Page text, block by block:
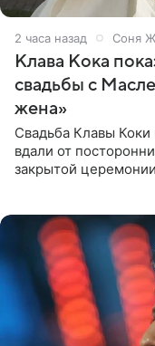
2 часа назад Соня
Клава Кока
свадьбы с
жена»
Свадьба Клавы
вдали от
закрытой